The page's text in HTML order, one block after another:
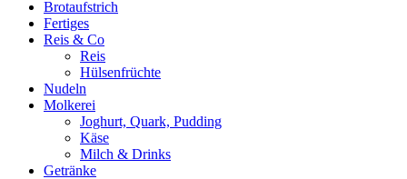
Brotaufstrich
Fertiges
Reis & Co
Reis
Hülsenfrüchte
Nudeln
Molkerei
Joghurt, Quark, Pudding
Käse
Milch & Drinks
Getränke